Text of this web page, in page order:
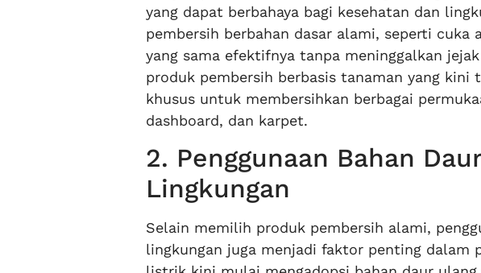
yang dapat berbahaya bagi kesehatan dan
pembersih berbahan dasar alami, seperti cuka
yang sama efektifnya tanpa meninggalkan
produk pembersih berbasis tanaman yang kini
khusus untuk membersihkan berbagai
dashboard, dan karpet.
2. Penggunaan Bahan
Lingkungan
Selain memilih produk pembersih alami,
lingkungan juga menjadi faktor penting dalam